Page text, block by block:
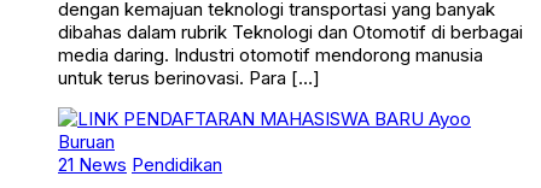
dengan kemajuan teknologi transportasi yang banyak
dibahas dalam rubrik Teknologi dan Otomotif di berbagai
media daring. Industri otomotif mendorong manusia
untuk terus berinovasi. Para […]
21 News Pendidikan